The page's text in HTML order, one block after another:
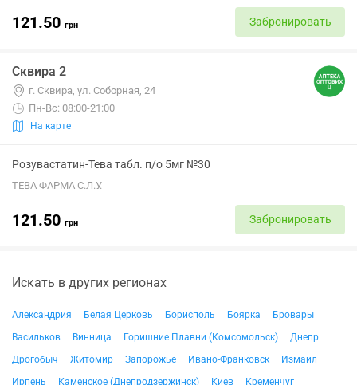
121.50 грн Забронировать
Сквира 2
г. Сквира, ул. Соборная, 24
Пн-Вс: 08:00-21:00
На карте
Розувастатин-Тева табл. п/о 5мг №30
ТЕВА ФАРМА С.Л.У.
121.50 грн Забронировать
Искать в других регионах
Александрия Белая Церковь Борисполь Боярка
Бровары
Васильков
Винница Горишние Плавни (Комсомольск)
Днепр
Дрогобыч
Житомир Запорожье Ивано-Франковск
Измаил
Ирпень
Каменское (Днепродзержинск) Киев
Кременчуг